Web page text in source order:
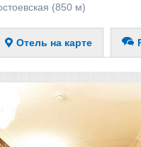
(850 м)
Отель на карте